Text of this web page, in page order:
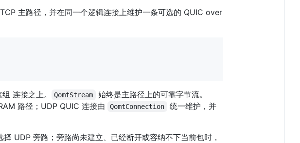
主路径，并在同一个逻辑连接上维护一条可选的 QUIC over
连接之上。 QomtStream
始终是主路径上的可靠字节流。
路径；UDP QUIC 连接由
QomtConnection
统一维护，并
UDP 旁路；旁路尚未建立、已经断开或容纳不下当前包时，